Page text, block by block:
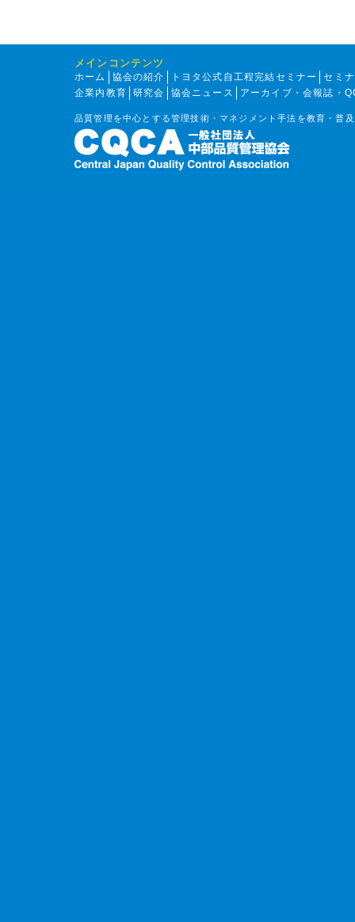
メインコンテンツ
ホーム 協会の紹介 トヨタ公式自工程完結セミナー
セミ
企業内教育
研究会 協会ニュース アーカイブ・会報誌・
品質管理を中心とする管理技術・マネジメント手法を教育・普